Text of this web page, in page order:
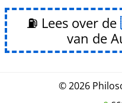
⛽ Lees over de
van de
© 2026